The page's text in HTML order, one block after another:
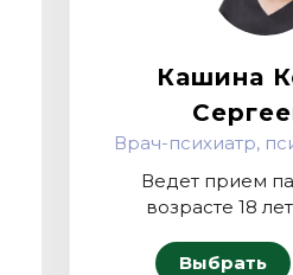
Кашина
Врач-психиатр,
Ведет прием
возрасте 18
Выбрать